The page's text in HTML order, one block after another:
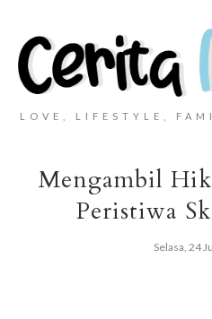
LOVE, LIFESTYLE,
Mengambil
Peristiwa
Selasa, 24